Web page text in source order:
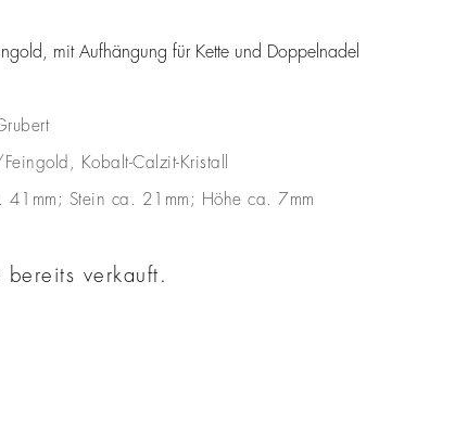
mit Aufhängung für Kette und Doppelnadel
Kobalt-Calzit-Kristall
41mm; Stein ca. 21mm; Höhe ca. 7mm
bereits verkauft.